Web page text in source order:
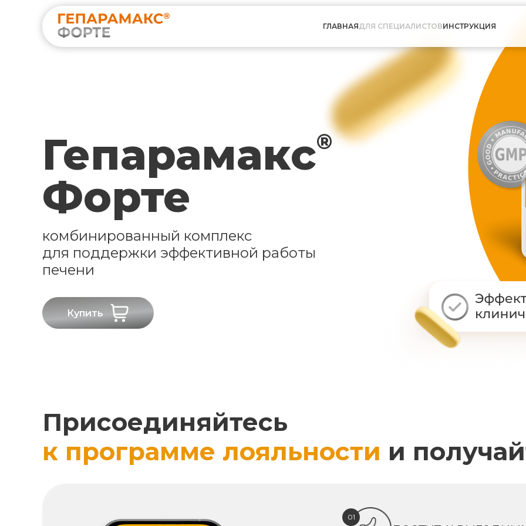
ГЛАВНАЯДЛЯ СПЕЦИАЛИСТОВИНСТРУКЦИЯ
Гепарамакс®
Форте
комбинированный комплекс
для поддержки эффективной работы
печени
Купить
Присоединяйтесь
к программе лояльности и
01